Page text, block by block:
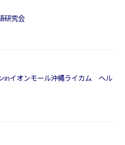
研究会
inイオンモール沖縄ライカム ヘル